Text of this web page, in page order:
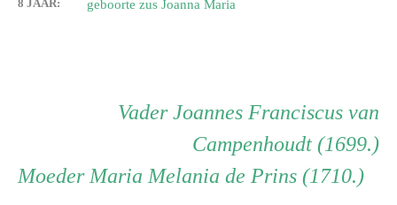
8 JAAR: geboorte zus Joanna Maria
Persoon
ouder
VaderVader
Joannes Franciscus van
Campenhoudt (1699.)
MoederMoeder
Maria Melania de Prins (1710.)